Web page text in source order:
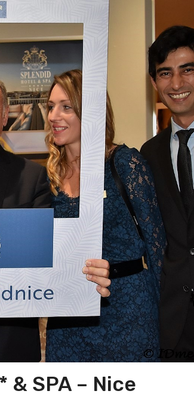
SPA – Nice